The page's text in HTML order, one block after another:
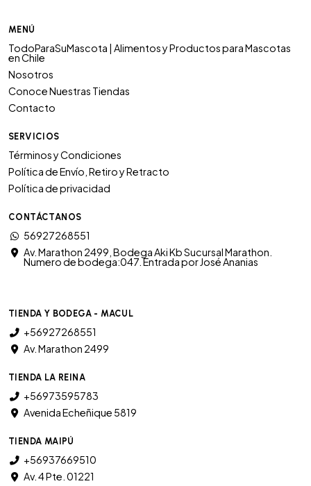
MENÚ
TodoParaSuMascota | Alimentos y Productos para Mascotas
en Chile
Nosotros
Conoce Nuestras Tiendas
Contacto
SERVICIOS
Términos y Condiciones
Política de Envío, Retiro y Retracto
Política de privacidad
CONTÁCTANOS
56927268551
Av. Marathon 2499, Bodega Aki Kb Sucursal Marathon.
Numero de bodega:047. Entrada por José Ananias
TIENDA Y BODEGA - MACUL
+56927268551
Av. Marathon 2499
TIENDA LA REINA
+56973595783
Avenida Echeñique 5819
TIENDA MAIPÚ
+56937669510
Av. 4 Pte. 01221